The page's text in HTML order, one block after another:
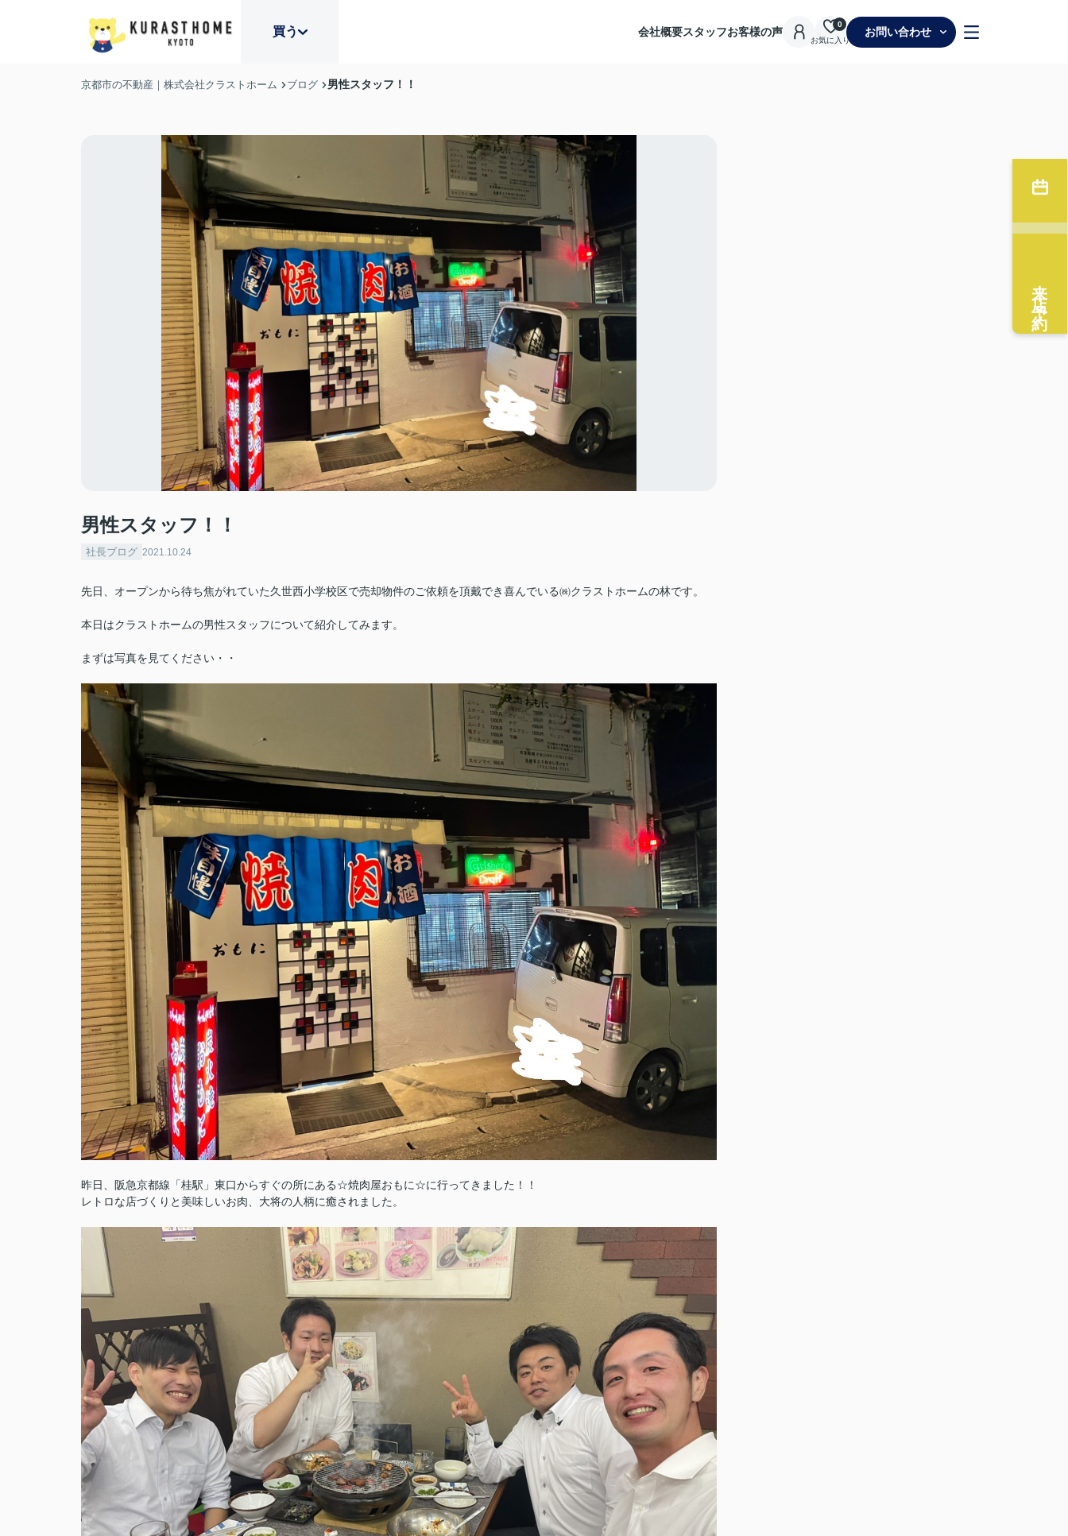
買う 会社概要スタッフお客様の声
お気に入り
0
お問い合わせ
京都市の不動産｜株式会社クラストホーム ブログ 男性スタッフ！！
男性スタッフ！！
社長ブログ 2021.10.24
先日、オープンから待ち焦がれていた久世西小学校区で売却物件のご依頼を頂戴でき喜んでいる㈱クラストホームの林です。
本日はクラストホームの男性スタッフについて紹介してみます。
まずは写真を見てください・・
昨日、阪急京都線「桂駅」東口からすぐの所にある☆焼肉屋おもに☆に行ってきました！！
レトロな店づくりと美味しいお肉、大将の人柄に癒されました。
来店予約